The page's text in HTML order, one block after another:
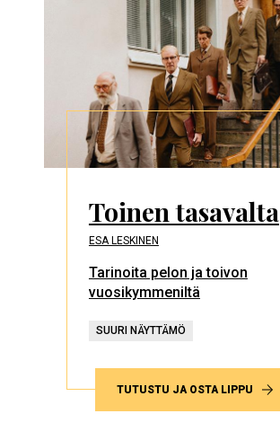
Toinen tasavalta
ESA LESKINEN
Tarinoita pelon ja toivon
vuosikymmeniltä
SUURI NÄYTTÄMÖ
TUTUSTU JA OSTA LIPPU